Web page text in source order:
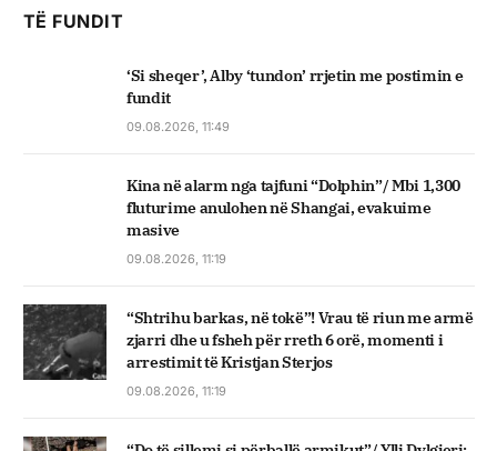
TË FUNDIT
‘Si sheqer’, Alby ‘tundon’ rrjetin me postimin e
fundit
09.08.2026, 11:49
Kina në alarm nga tajfuni “Dolphin”/ Mbi 1,300
fluturime anulohen në Shangai, evakuime
masive
09.08.2026, 11:19
“Shtrihu barkas, në tokë”! Vrau të riun me armë
zjarri dhe u fsheh për rreth 6 orë, momenti i
arrestimit të Kristjan Sterjos
09.08.2026, 11:19